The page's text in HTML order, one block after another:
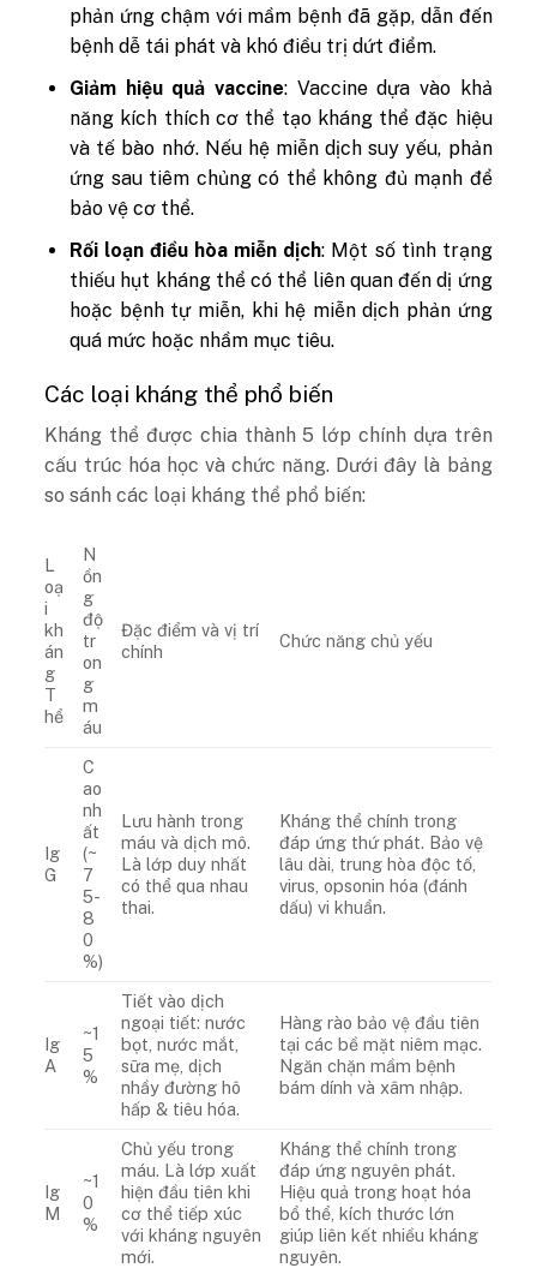
phản ứng chậm với mầm bệnh đã gặp, dẫn đến
bệnh dễ tái phát và khó điều trị dứt điểm.
Giảm hiệu quả vaccine: Vaccine dựa vào khả
năng kích thích cơ thể tạo kháng thể đặc hiệu
và tế bào nhớ. Nếu hệ miễn dịch suy yếu, phản
ứng sau tiêm chủng có thể không đủ mạnh để
bảo vệ cơ thể.
Rối loạn điều hòa miễn dịch: Một số tình trạng
thiếu hụt kháng thể có thể liên quan đến dị ứng
hoặc bệnh tự miễn, khi hệ miễn dịch phản ứng
quá mức hoặc nhầm mục tiêu.
Các loại kháng thể phổ biến
Kháng thể được chia thành 5 lớp chính dựa trên
cấu trúc hóa học và chức năng. Dưới đây là bảng
so sánh các loại kháng thể phổ biến:
L
oạ
i
kh
án
g
T
hể
N
ồn
g
độ
tr
on
g
m
áu
Đặc điểm và vị trí
chính
Chức năng chủ yếu
Ig
G
C
ao
nh
ất
(~
7
5-
8
0
%)
Lưu hành trong
máu và dịch mô.
Là lớp duy nhất
có thể qua nhau
thai.
Kháng thể chính trong
đáp ứng thứ phát. Bảo vệ
lâu dài, trung hòa độc tố,
virus, opsonin hóa (đánh
dấu) vi khuẩn.
Ig
A
~1
5
%
Tiết vào dịch
ngoại tiết: nước
bọt, nước mắt,
sữa mẹ, dịch
nhầy đường hô
hấp & tiêu hóa.
Hàng rào bảo vệ đầu tiên
tại các bề mặt niêm mạc.
Ngăn chặn mầm bệnh
bám dính và xâm nhập.
Ig
M
~1
0
%
Chủ yếu trong
máu. Là lớp xuất
hiện đầu tiên khi
cơ thể tiếp xúc
với kháng nguyên
mới.
Kháng thể chính trong
đáp ứng nguyên phát.
Hiệu quả trong hoạt hóa
bổ thể, kích thước lớn
giúp liên kết nhiều kháng
nguyên.